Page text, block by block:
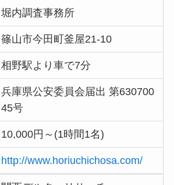
堀内調査事務所
篠山市今田町釜屋21-10
相野駅より車で7分
兵庫県公安委員会届出 第630700
45号
10,000円～(1時間1名)
http://www.horiuchichosa.com/